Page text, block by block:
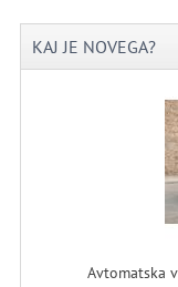
KAJ JE NOVEGA?
Avtomatska